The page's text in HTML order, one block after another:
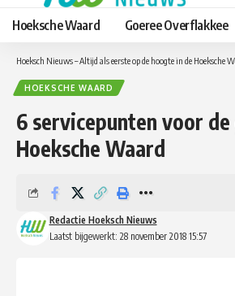
Hoeksche Waard Goeree Overflakkee
Hoeksch Nieuws – Altijd als eerste op de hoogte in de Hoeksche
HOEKSCHE WAARD
6 servicepunten voor
Hoeksche Waard
Laatst bijgewerkt: 28 november 2018 15:57
Redactie Hoeksch Nieuws